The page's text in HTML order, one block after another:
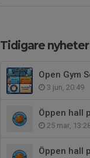
Tidigare nyheter
Open Gym
3 jun, 20:49
Öppen hall
25 mar,
Öppen hall